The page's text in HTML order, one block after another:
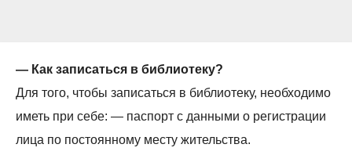
— Как записаться в библиотеку?
Для того, чтобы записаться в библиотеку, необходимо
иметь при себе: — паспорт с данными о регистрации
лица по постоянному месту жительства.